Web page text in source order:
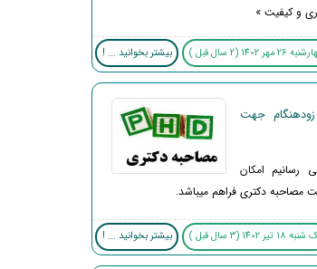
و کیفیت »
26 مهر 1402 (2 سال قبل ) بیشتر بخوانید ... !
زودهنگام جهت
رسانیم امکان
مصاحبه دکتری فراهم میباشد.
18 تیر 1402 (3 سال قبل ) بیشتر بخوانید ... !